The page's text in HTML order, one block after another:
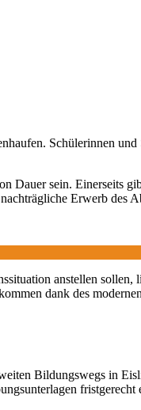
Schülerinnen
Dauer sein. Einerseits
Erwerb des
anstellen
dank des
Bildungswegs in